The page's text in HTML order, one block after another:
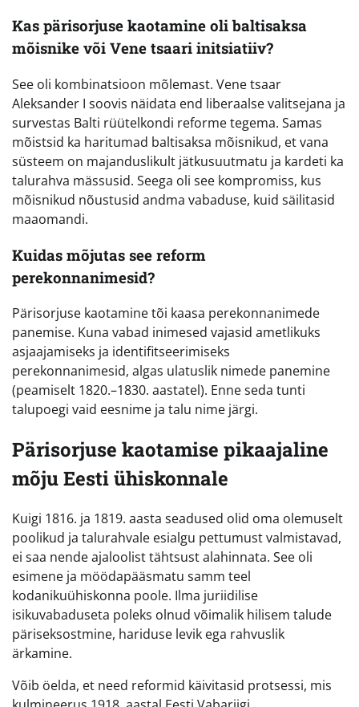
Kas pärisorjuse kaotamine oli baltisaksa
mõisnike või Vene tsaari initsiatiiv?
See oli kombinatsioon mõlemast. Vene tsaar
Aleksander I soovis näidata end liberaalse valitsejana ja
survestas Balti rüütelkondi reforme tegema. Samas
mõistsid ka haritumad baltisaksa mõisnikud, et vana
süsteem on majanduslikult jätkusuutmatu ja kardeti ka
talurahva mässusid. Seega oli see kompromiss, kus
mõisnikud nõustusid andma vabaduse, kuid säilitasid
maaomandi.
Kuidas mõjutas see reform
perekonnanimesid?
Pärisorjuse kaotamine tõi kaasa perekonnanimede
panemise. Kuna vabad inimesed vajasid ametlikuks
asjaajamiseks ja identifitseerimiseks
perekonnanimesid, algas ulatuslik nimede panemine
(peamiselt 1820.–1830. aastatel). Enne seda tunti
talupoegi vaid eesnime ja talu nime järgi.
Pärisorjuse kaotamise pikaajaline
mõju Eesti ühiskonnale
Kuigi 1816. ja 1819. aasta seadused olid oma olemuselt
poolikud ja talurahvale esialgu pettumust valmistavad,
ei saa nende ajaloolist tähtsust alahinnata. See oli
esimene ja möödapääsmatu samm teel
kodanikuühiskonna poole. Ilma juriidilise
isikuvabaduseta poleks olnud võimalik hilisem talude
päriseksostmine, hariduse levik ega rahvuslik
ärkamine.
Võib öelda, et need reformid käivitasid protsessi, mis